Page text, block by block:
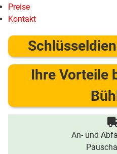
Preise
Kontakt
Ihre Vorteile
An- und